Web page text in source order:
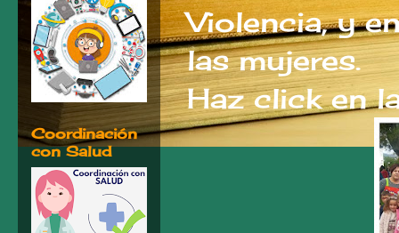
Violencia, y
las mujeres.
Haz click en
Coordinación
con Salud